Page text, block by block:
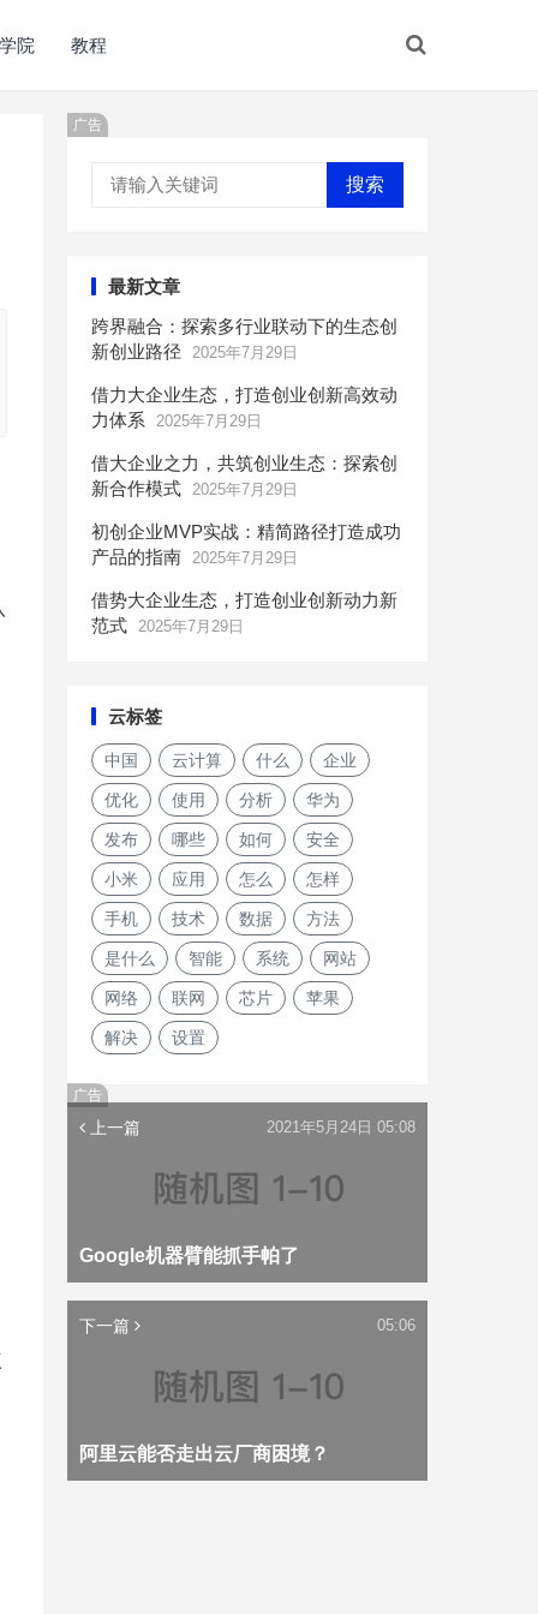
院 教程
广告
搜索
最新文章
跨界融合：探索多行业联动下的生态创
新创业路径
2025年7月29日
借力大企业生态，打造创业创新高效动
力体系
2025年7月29日
借大企业之力，共筑创业生态：探索创
新合作模式 2025年7月29日
初创企业MVP实战：精简路径打造成功
产品的指南 2025年7月29日
借势大企业生态，打造创业创新动力新
范式 2025年7月29日
云标签
中国 云计算 什么 企业
优化 使用 分析 华为
发布 哪些 如何 安全
小米 应用 怎么 怎样
手机 技术 数据 方法
是什么 智能 系统 网站
网络 联网 芯片 苹果
解决 设置
广告
上一篇
Google机器臂能抓手帕了
2021年5月24日 05:08
下一篇
阿里云能否走出云厂商困境？
05:06